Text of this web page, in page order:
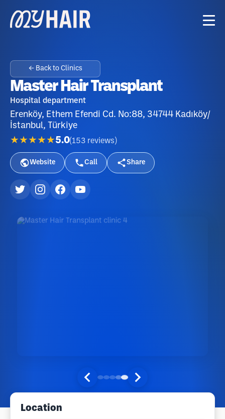
← Back to Clinics
Master Hair Transplant
Hospital department
Erenköy, Ethem Efendi Cd. No:88, 34744 Kadıköy/
İstanbul, Türkiye
★★★★★5.0(153 reviews )
Website Call Share
Location